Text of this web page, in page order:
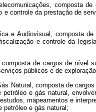
composta
controle da prestação de
e Audiovisual, composta
e controle da
de cargos de
públicos e de
Natural, composta de
e gás natural,
mapeamentos e
petróleo e gás natural;